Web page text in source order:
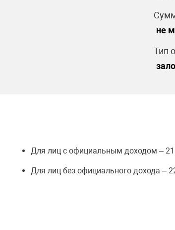
не
Тип
Для лиц с официальным доходом –
Для лиц без официального дохода –